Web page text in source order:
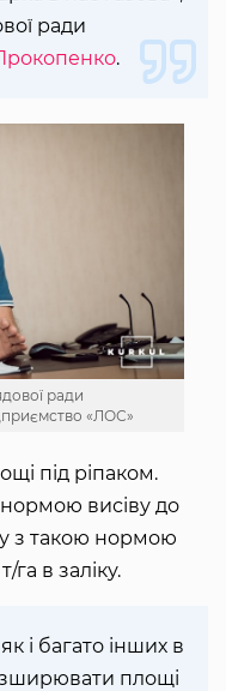
ради
.
ради
«ЛОС»
під ріпаком.
нормою висіву до
з такою нормою
в заліку.
і багато інших в
площі